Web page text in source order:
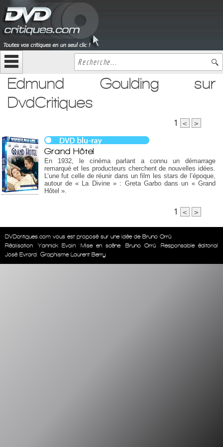
Edmund Goulding sur
DvdCritiques
1 < >
Grand Hôtel
En 1932, le cinéma parlant a connu un démarrage
remarqué et les producteurs cherchent de nouvelles idées.
L’une fut celle de réunir dans un film les stars de l’époque,
autour de « La Divine » : Greta Garbo dans un « Grand
Hôtel ».
1 < >
DVDcritiques.com vous est proposé sur une idée de Bruno Orrú
Réalisation
Yannick Evain Mise en scène Bruno Orrú
Responsable éditorial
José Evrard. Graphisme Laurent Berry